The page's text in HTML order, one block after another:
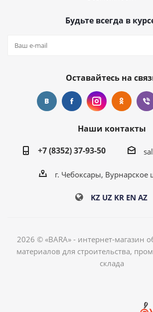
Будьте всегда в
Оставайтесь на
Наши контакты
+7 (8352) 37-93-50
г. Чебоксары, Вурнарское
KZ UZ KR EN AZ
2026 © «BARA» - интернет-магазин
материалов для строительства,
склада